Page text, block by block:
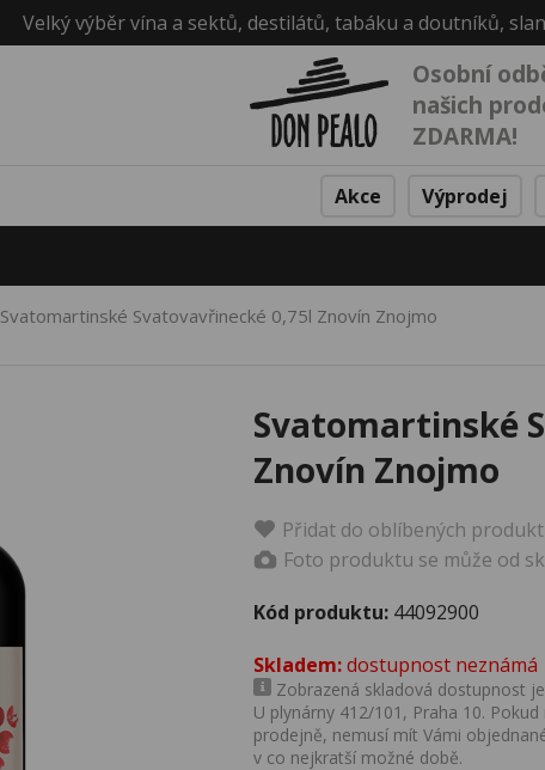
Velký výběr vína a sektů, destilátů, tabáku a doutníků,
Osobní
našich
ZDARMA!
Akce Výprodej
Svatomartinské Svatovavřinecké 0,75l Znovín Znojmo
Svatomartinské
Znovín Znojmo
Přidat do oblíbených
Foto produktu se může od
Kód produktu: 44092900
Skladem:dostupnost neznámá
Zobrazená skladová dostupnost
U plynárny 412/101, Praha 10.
prodejně, nemusí mít Vámi
v co nejkratší možné době.